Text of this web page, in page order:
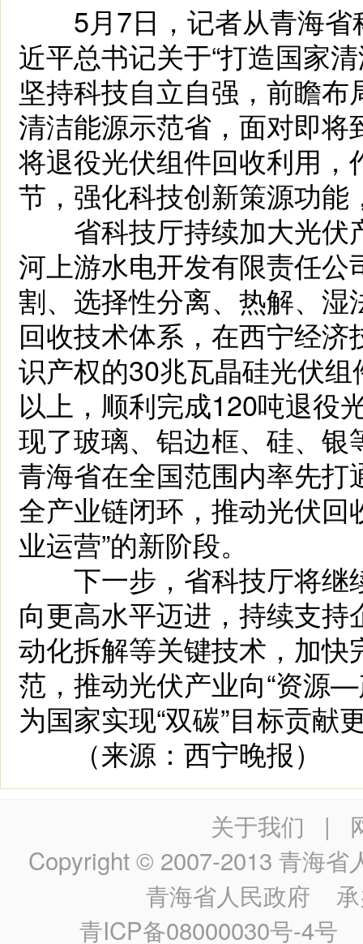
5月7日，记者从青海省
近平总书记关于“打造国家
坚持科技自立自强，前瞻
清洁能源示范省，面对即将
将退役光伏组件回收利用
节，强化科技创新策源功
省科技厅持续加大光伏
河上游水电开发有限责任公
割、选择性分离、热解、湿
回收技术体系，在西宁经
识产权的30兆瓦晶硅光伏
以上，顺利完成120吨退役
现了玻璃、铝边框、硅、
青海省在全国范围内率先
全产业链闭环，推动光伏回
业运营”的新阶段。
下一步，省科技厅将继
向更高水平迈进，持续支
动化拆解等关键技术，加
范，推动光伏产业向“资源
为国家实现“双碳”目标贡献
（来源：西宁晚报）
关于我们 |
Copyright © 2007-2013 青海省
青海省人民政府 承
青ICP备08000030号-4号